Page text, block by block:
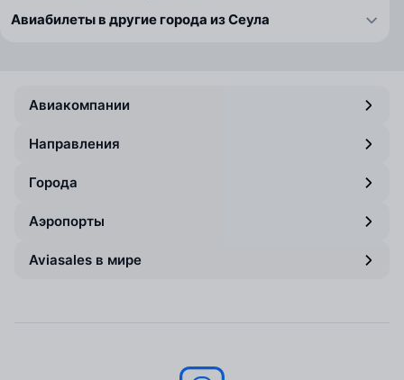
Авиабилеты в другие города из Сеула
Авиакомпании
Направления
Города
Аэропорты
Aviasales в мире